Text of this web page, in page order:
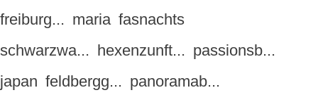
freiburg... maria fasnachts
schwarzwa... hexenzunft... passionsb...
japan feldbergg... panoramab...